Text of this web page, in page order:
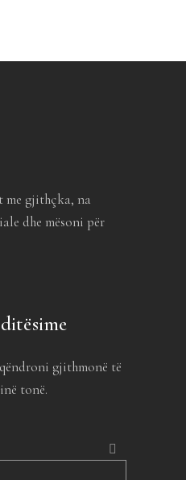
gjithçka, na
dhe mësoni për
gjithmonë të
tonë.